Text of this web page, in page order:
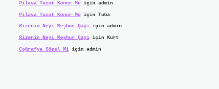
Pilava Tuzot Konur Muiçin admin
Pilava Tuzot Konur Muiçin Tuba
Rizenin Neyi Meşhur Çayıiçin admin
Rizenin Neyi Meşhur Çayıiçin Kurt
Coğrafya Sözel Miiçin admin